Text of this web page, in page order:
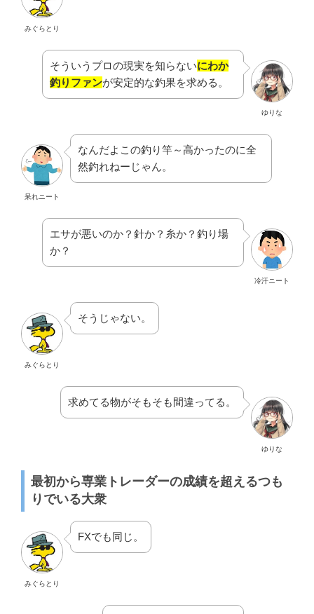
みぐらとり
ゆりな
そういうプロの現実を知らないにわか
釣りファンが安定的な釣果を求める。
呆れニート
なんだよこの釣り竿～高かったのに全
然釣れねーじゃん。
冷汗ニート
エサが悪いのか？針か？糸か？釣り場
か？
みぐらとり
そうじゃない。
ゆりな
求めてる物がそもそも間違ってる。
最初から専業トレーダーの成績を超えるつも
りでいる大衆
みぐらとり
FXでも同じ。